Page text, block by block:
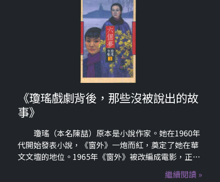
《瓊瑤戲劇背後，那些沒被說出的故
事》
瓊瑤（本名陳喆）原本是小說作家。她在1960年
代開始發表小說，《窗外》一炮而紅，奠定了她在華
文文壇的地位。1965年《窗外》被改編成電影，正式
開啟了「瓊瑤小說影視化」的時代。接下來繼續閱讀 »